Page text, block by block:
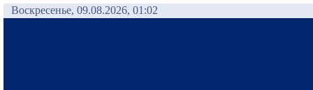
Воскресенье, 09.08.2026, 01:02